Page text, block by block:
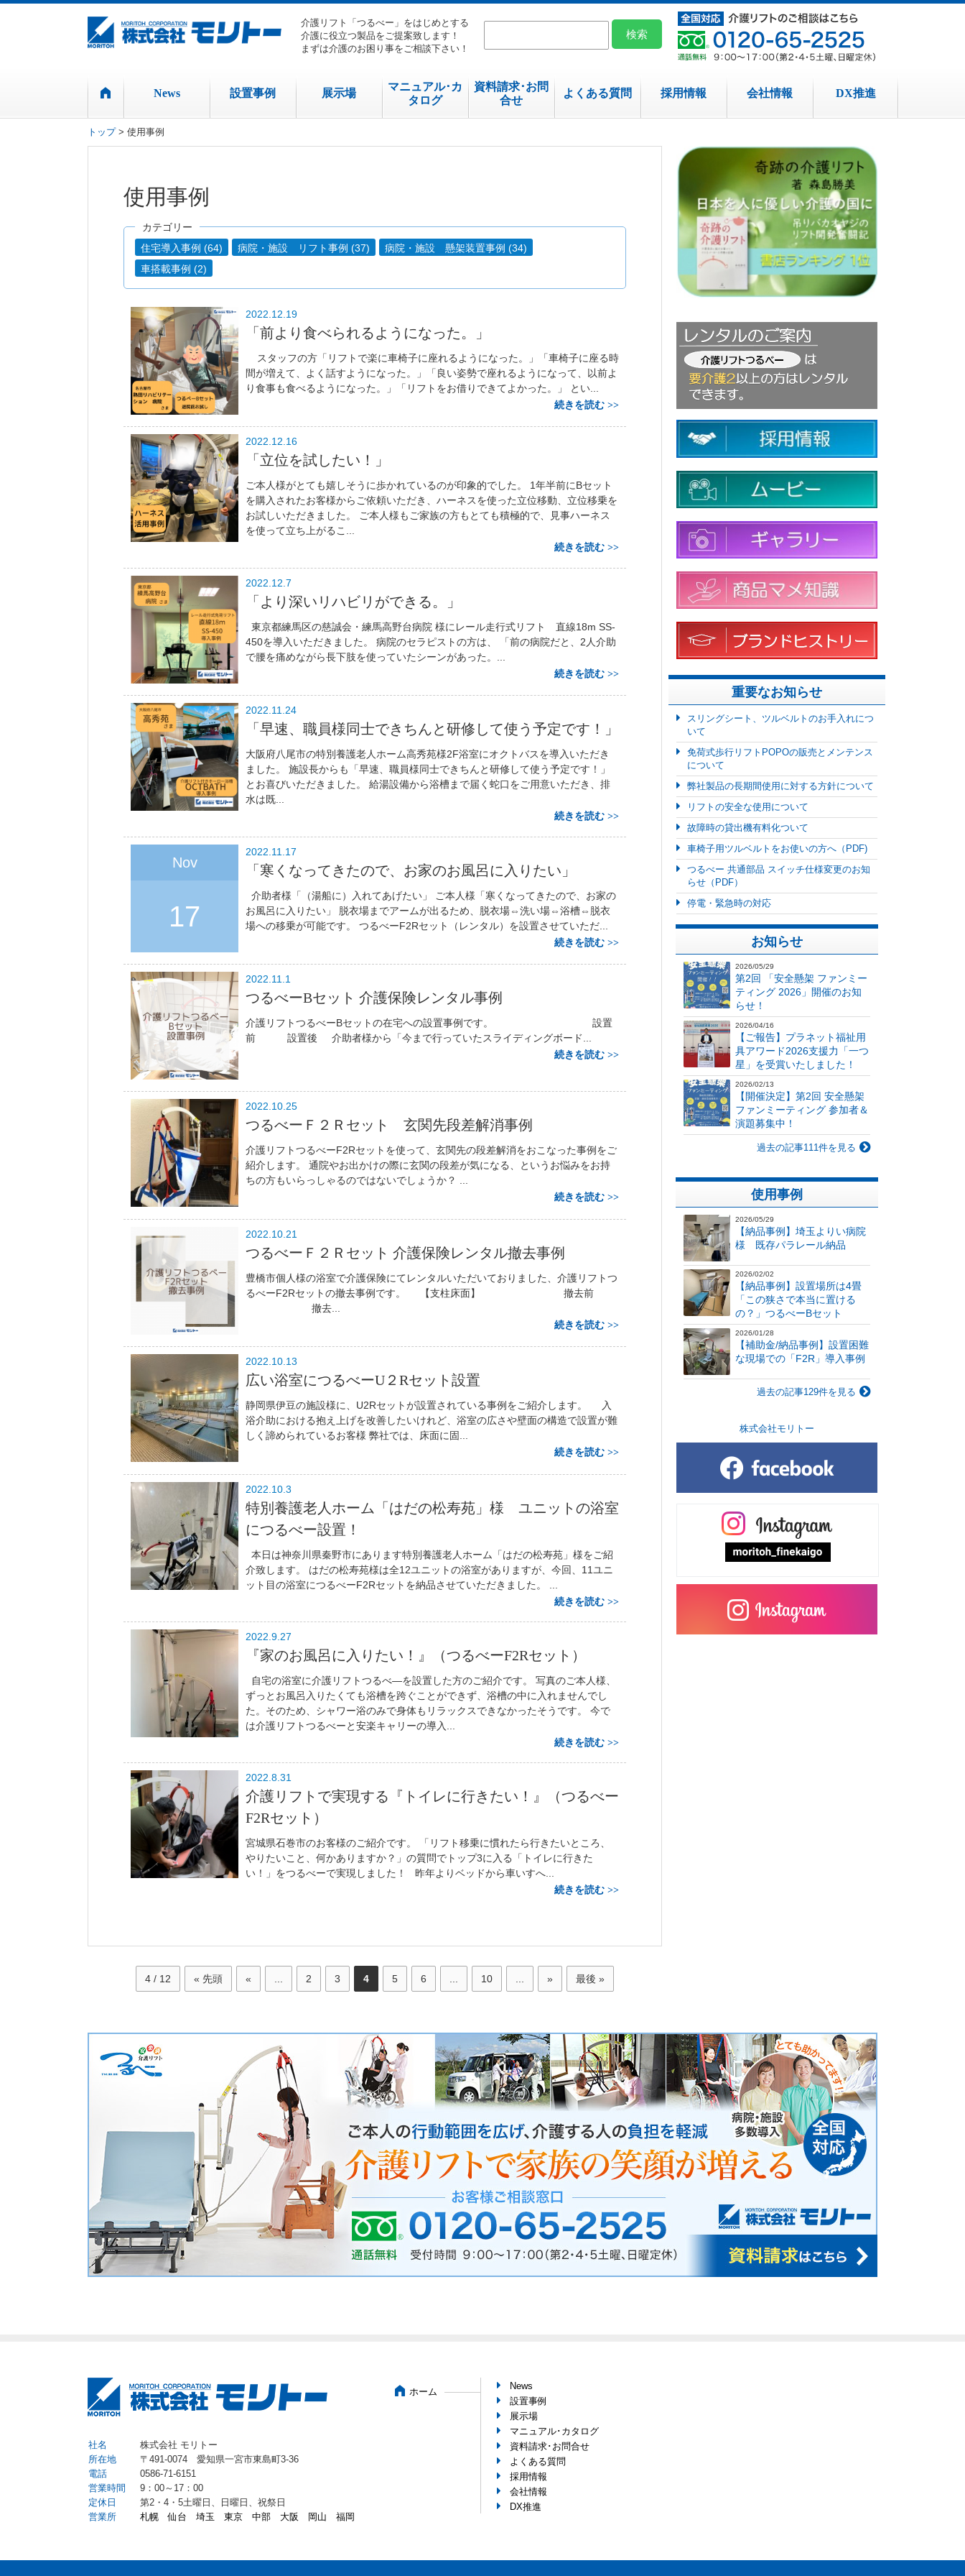
介護リフト「つるべー」をはじめとする
介護に役立つ製品をご提案致します！
まずは介護のお困り事をご相談下さい！
News 設置事例 展示場
マニュアル･カ
タログ
資料請求･お問
合せ
よくある質問 採用情報 会社情報 DX推進
トップ> 使用事例
使用事例
カテゴリー
住宅導入事例 (64)
病院・施設 リフト事例 (37)
病院・施設 懸架装置事例 (34)
車搭載事例 (2)
2022.12.19
「前より食べられるようになった。」
スタッフの方「リフトで楽に車椅子に座れるようになった。」「車椅子に座る時
間が増えて、よく話すようになった。」「良い姿勢で座れるようになって、以前よ
り食事も食べるようになった。」「リフトをお借りできてよかった。」 とい...
続きを読む
2022.12.16
「立位を試したい！」
ご本人様がとても嬉しそうに歩かれているのが印象的でした。 1年半前にBセット
を購入されたお客様からご依頼いただき、ハーネスを使った立位移動、立位移乗を
お試しいただきました。 ご本人様もご家族の方もとても積極的で、見事ハーネス
を使って立ち上がるこ...
続きを読む
2022.12.7
「より深いリハビリができる。」
東京都練馬区の慈誠会・練馬高野台病院 様にレール走行式リフト 直線18m SS-
450を導入いただきました。 病院のセラピストの方は、 「前の病院だと、2人介助
で腰を痛めながら長下肢を使っていたシーンがあった。...
続きを読む
2022.11.24
「早速、職員様同士できちんと研修して使う予定です！」
大阪府八尾市の特別養護老人ホーム高秀苑様2F浴室にオクトバスを導入いただき
ました。 施設長からも「早速、職員様同士できちんと研修して使う予定です！」
とお喜びいただきました。 給湯設備から浴槽まで届く蛇口をご用意いただき、排
水は既...
続きを読む
Nov
17
2022.11.17
「寒くなってきたので、お家のお風呂に入りたい」
介助者様「（湯船に）入れてあげたい」 ご本人様「寒くなってきたので、お家の
お風呂に入りたい」 脱衣場までアームが出るため、脱衣場⇔洗い場⇔浴槽⇔脱衣
場への移乗が可能です。 つるべーF2Rセット（レンタル）を設置させていただ...
続きを読む
2022.11.1
つるべーBセット 介護保険レンタル事例
介護リフトつるべーBセットの在宅への設置事例です。 設置
前 設置後 介助者様から「今まで行っていたスライディングボード...
続きを読む
2022.10.25
つるべーＦ２Ｒセット 玄関先段差解消事例
介護リフトつるべーF2Rセットを使って、玄関先の段差解消をおこなった事例をご
紹介します。 通院やお出かけの際に玄関の段差が気になる、というお悩みをお持
ちの方もいらっしゃるのではないでしょうか？ ...
続きを読む
2022.10.21
つるべーＦ２Ｒセット 介護保険レンタル撤去事例
豊橋市個人様の浴室で介護保険にてレンタルいただいておりました、介護リフトつ
るべーF2Rセットの撤去事例です。 【支柱床面】 撤去前
撤去...
続きを読む
2022.10.13
広い浴室につるべーU２Rセット設置
静岡県伊豆の施設様に、U2Rセットが設置されている事例をご紹介します。 入
浴介助における抱え上げを改善したいけれど、浴室の広さや壁面の構造で設置が難
しく諦められているお客様 弊社では、床面に固...
続きを読む
2022.10.3
特別養護老人ホーム「はだの松寿苑」様 ユニットの浴室
につるべー設置！
本日は神奈川県秦野市にあります特別養護老人ホーム「はだの松寿苑」様をご紹
介致します。 はだの松寿苑様は全12ユニットの浴室がありますが、今回、11ユニ
ット目の浴室につるべーF2Rセットを納品させていただきました。 ...
続きを読む
2022.9.27
『家のお風呂に入りたい！』（つるべーF2Rセット）
自宅の浴室に介護リフトつるべ―を設置した方のご紹介です。 写真のご本人様、
ずっとお風呂入りたくても浴槽を跨ぐことができず、浴槽の中に入れませんでし
た。そのため、シャワー浴のみで身体もリラックスできなかったそうです。 今で
は介護リフトつるべーと安楽キャリーの導入...
続きを読む
2022.8.31
介護リフトで実現する『トイレに行きたい！』（つるべー
F2Rセット）
宮城県石巻市のお客様のご紹介です。 「リフト移乗に慣れたら行きたいところ、
やりたいこと、何かありますか？」の質問でトップ3に入る「トイレに行きた
い！」をつるべーで実現しました！ 昨年よりベッドから車いすへ...
続きを読む
4 / 12 « 先頭 « 2 3 4 5 6 10 » 最後 »
重要なお知らせ
スリングシート、ツルベルトのお手入れにつ
いて
免荷式歩行リフトPOPOの販売とメンテンス
について
弊社製品の長期間使用に対する方針について
リフトの安全な使用について
故障時の貸出機有料化ついて
車椅子用ツルベルトをお使いの方へ（PDF)
つるべー 共通部品 スイッチ仕様変更のお知
らせ（PDF）
停電・緊急時の対応
お知らせ
2026/05/29
第2回 「安全懸架 ファンミー
ティング 2026」開催のお知
らせ！
2026/04/16
【ご報告】プラネット福祉用
具アワード2026支援力「一つ
星」を受賞いたしました！
2026/02/13
【開催決定】第2回 安全懸架
ファンミーティング 参加者＆
演題募集中！
過去の記事111件を見る
使用事例
2026/05/29
【納品事例】埼玉よりい病院
様 既存パラレール納品
2026/02/02
【納品事例】設置場所は4畳
「この狭さで本当に置ける
の？」つるべーBセット
2026/01/28
【補助金/納品事例】設置困難
な現場での「F2R」導入事例
過去の記事129件を見る
株式会社モリトー
社名
株式会社 モリトー
所在地
〒491-0074 愛知県一宮市東島町3-36
電話
0586-71-6151
営業時間
9：00～17：00
定休日
第2・4・5土曜日、日曜日、祝祭日
営業所
札幌 仙台 埼玉 東京 中部 大阪 岡山 福岡
ホーム
News
設置事例
展示場
マニュアル･カタログ
資料請求･お問合せ
よくある質問
採用情報
会社情報
DX推進